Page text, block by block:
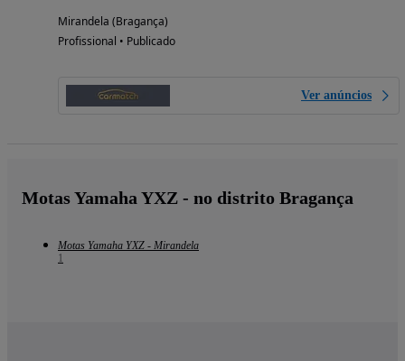
Mirandela (Bragança)
Profissional • Publicado
Ver anúncios
Motas Yamaha YXZ - no distrito Bragança
Motas Yamaha YXZ - Mirandela
1